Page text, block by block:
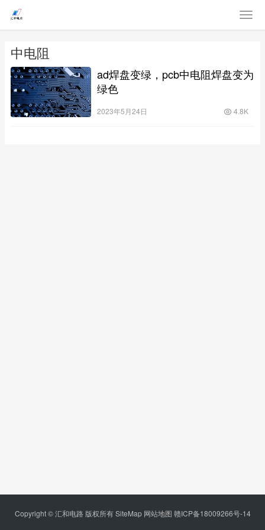
中电阻
ad焊盘变绿，pcb中电阻焊盘变为
绿色
2023年5月24日 4.8K
Copyright © 汇和电路 版权所有SiteMap 网站地图 赣ICP备18009266号-14